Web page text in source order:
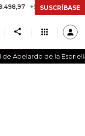
+$ 8.753,81 +2,19%
SUSCRÍBASE
de Abelardo de la